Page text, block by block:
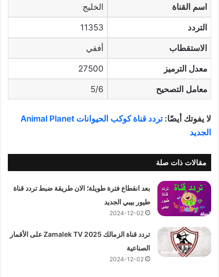
اسم القناة الخليج
التردد 11353
الاستقطاب أفقي
معدل الترميز 27500
معامل التصحيح 5/6
لا يفوتك أيضًا:
تردد قناة كوكب الحيوانات Animal Planet
الجديد
مقالات ذات صلة
بعد انقطاع فترة طويلة؛ الان طريقة ضبط تردد قناة
طيور بيبي الجديد
2024-12-02
تردد قناة الزمالك 2025 Zamalek TV على الأقمار
الصناعية
2024-12-02